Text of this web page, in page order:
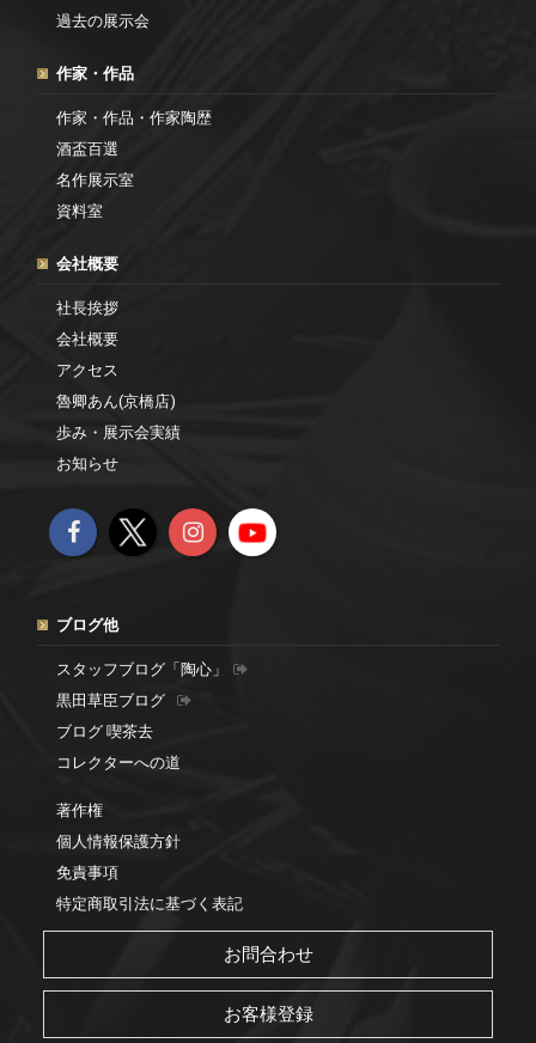
過去の展示会
作家・作品
作家・作品・作家陶歴
酒盃百選
名作展示室
資料室
会社概要
社長挨拶
会社概要
アクセス
魯卿あん(京橋店)
歩み・展示会実績
お知らせ
ブログ他
スタッフブログ「陶心」
黒田草臣ブログ
ブログ 喫茶去
コレクターへの道
著作権
個人情報保護方針
免責事項
特定商取引法に基づく表記
お問合わせ
お客様登録